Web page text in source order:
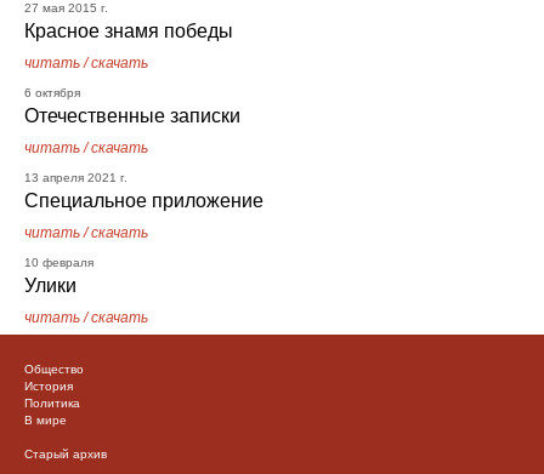
27 мая 2015 г.
Красное знамя победы
читать/скачать
6 октября
Отечественные записки
читать/скачать
13 апреля 2021 г.
Специальное приложение
читать/скачать
10 февраля
Улики
читать/скачать
Общество
История
Политика
В мире
Старый архив